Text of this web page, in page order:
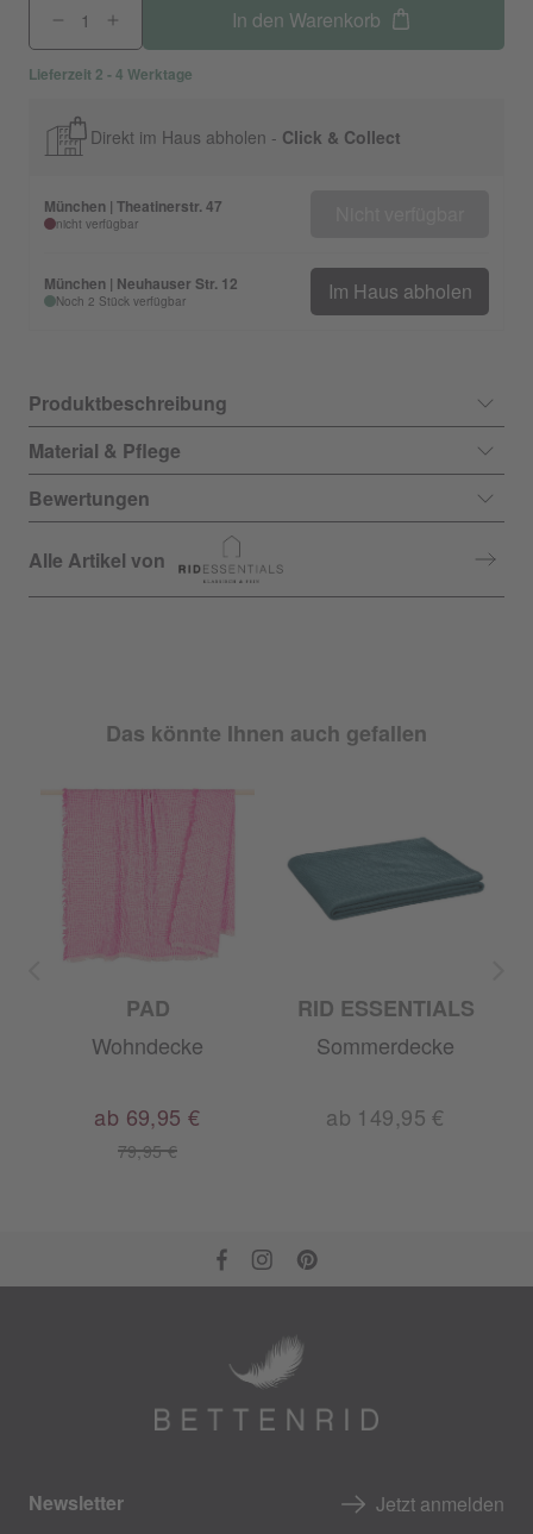
In den Warenkorb
Lieferzeit 2 - 4 Werktage
Direkt im Haus abholen - Click & Collect
München | Theatinerstr. 47
nicht verfügbar
München | Neuhauser Str. 12
Noch 2 Stück verfügbar Im Haus abholen
Produktbeschreibung
Material & Pflege
Bewertungen
Alle Artikel von
Das könnte Ihnen auch gefallen
PAD
Wohndecke
79,95 €
ab 69,95 €
RID ESSENTIALS
Sommerdecke
ab 149,95 €
Newsletter Jetzt anmelden